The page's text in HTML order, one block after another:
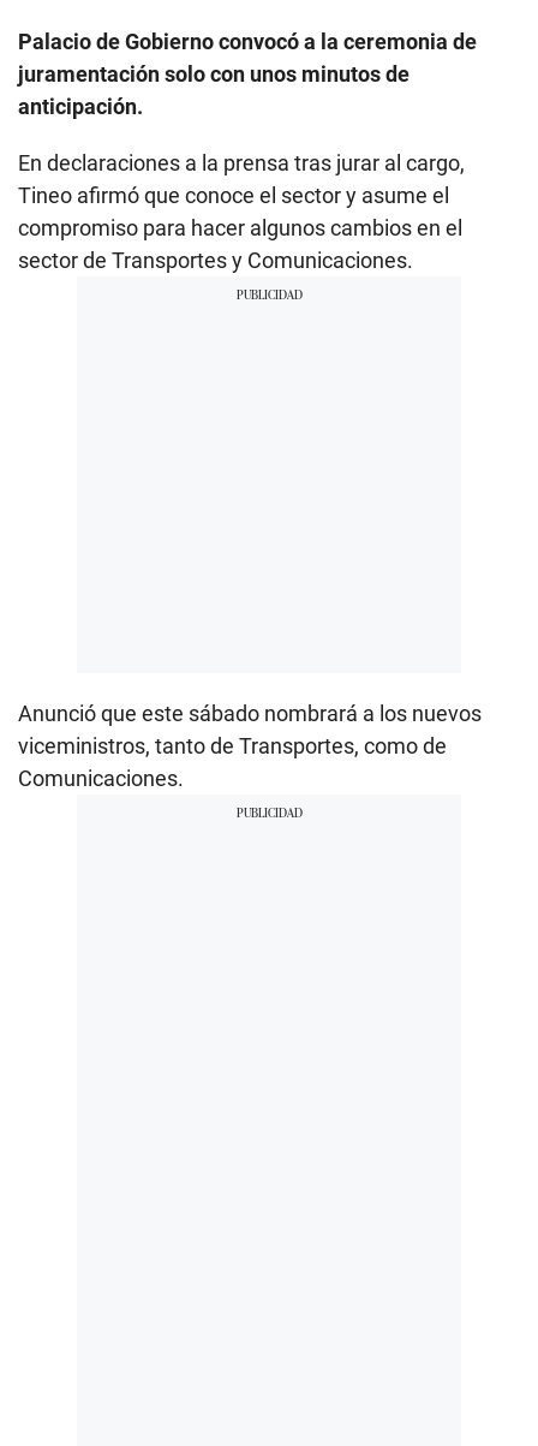
Palacio de Gobierno convocó a la ceremonia de
juramentación solo con unos minutos de
anticipación.
En declaraciones a la prensa tras jurar al cargo,
Tineo afirmó que conoce el sector y asume el
compromiso para hacer algunos cambios en el
sector de Transportes y Comunicaciones.
Anunció que este sábado nombrará a los nuevos
viceministros, tanto de Transportes, como de
Comunicaciones.